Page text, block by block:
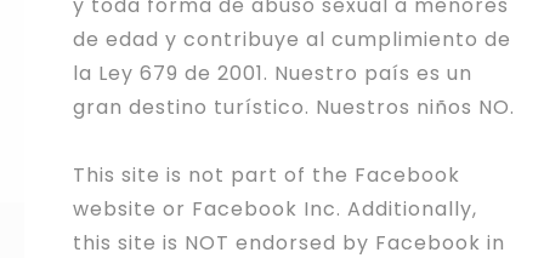
de edad y contribuye al cumplimiento de
la Ley 679 de 2001. Nuestro país es un
gran destino turístico. Nuestros niños NO.
This site is not part of the Facebook
website or Facebook Inc. Additionally,
this site is NOT endorsed by Facebook in